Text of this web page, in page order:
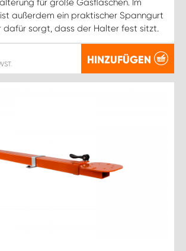
für große Gasflaschen. Im
außerdem ein praktischer Spanngurt
dafür sorgt, dass der Halter fest sitzt.
HINZUFÜGEN